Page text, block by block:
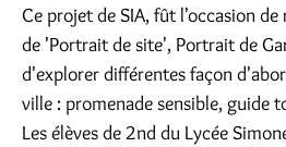
Ce projet de SIA, fût l'occasion
de 'Portrait de site', Portrait de
d'explorer différentes façon
ville : promenade sensible, guide
Les élèves de 2nd du Lycée